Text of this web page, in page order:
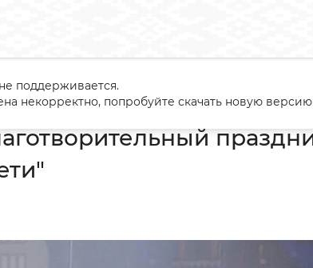
благотворительный праздник в рамках акции "Наши
поддерживается.
некорректно, попробуйте скачать новую версию